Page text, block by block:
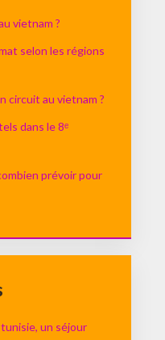
vietnam ?
selon les régions
circuit au vietnam ?
dans le 8ᵉ
prévoir pour
un séjour